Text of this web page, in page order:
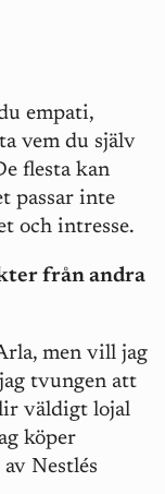
empati,
vem du själv
flesta kan
passar inte
och intresse.
från andra
men vill jag
tvungen att
väldigt lojal
köper
Nestlés